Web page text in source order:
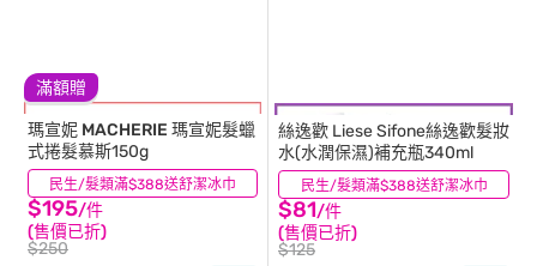
滿額贈
民生/髮類滿$388送舒潔冰巾
瑪宣妮 MACHERIE 瑪宣妮髮蠟
式捲髮慕斯150g
$195/件
(售價已折)
$250
(27) 民生/髮類滿$388送舒潔冰巾
絲逸歡 Liese Sifone絲逸歡髮妝
水(水潤保濕)補充瓶340ml
$81/件
(售價已折)
$125
(54)